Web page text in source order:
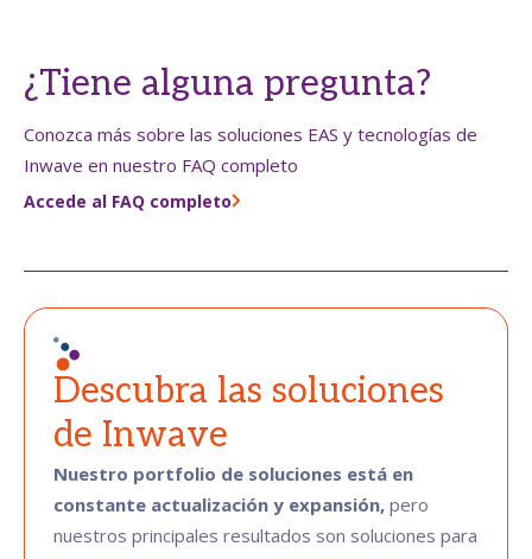
¿Tiene alguna pregunta?
Conozca más sobre las soluciones EAS y tecnologías de
Inwave en nuestro FAQ completo
Accede al FAQ completo
Descubra las soluciones
de Inwave
Nuestro portfolio de soluciones está en
constante actualización y expansión, pero
nuestros principales resultados son soluciones para